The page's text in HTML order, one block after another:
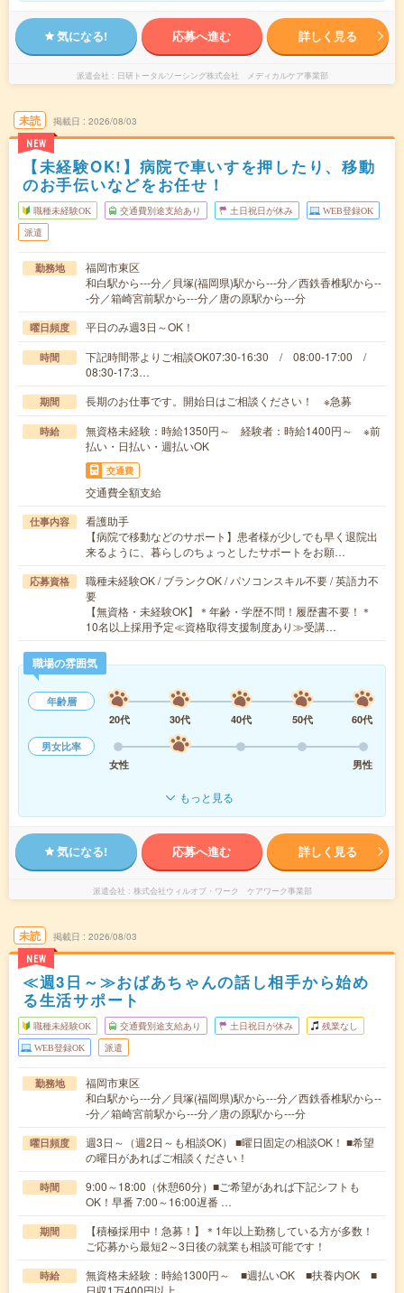
気になる! 応募へ進む 詳しく見る
派遣会社 日研トータルソーシング株式会社 メディカルケア事業部
未読
NEW
掲載日 2026/08/03
【未経験OK!】病院で車いすを押したり、移動
のお手伝いなどをお任せ！
職種未経験OK 交通費別途支給あり 土日祝日が休み WEB登録OK
派遣
勤務地
福岡市東区
和白駅から---分／貝塚(福岡県)駅から---分／西鉄香椎駅から--
-分／箱崎宮前駅から---分／唐の原駅から---分
曜日頻度 平日のみ週3日～OK！
時間
下記時間帯よりご相談OK07:30-16:30 / 08:00-17:00 /
08:30-17:3…
期間 長期のお仕事です。開始日はご相談ください！ ※急募
時給
無資格未経験：時給1350円～ 経験者：時給1400円～ ※前
払い・日払い・週払いOK
交通費
交通費全額支給
仕事内容
看護助手
【病院で移動などのサポート】患者様が少しでも早く退院出
来るように、暮らしのちょっとしたサポートをお願…
応募資格
職種未経験OK / ブランクOK / パソコンスキル不要 / 英語力不
要
【無資格・未経験OK】＊年齢・学歴不問！履歴書不要！＊
10名以上採用予定≪資格取得支援制度あり≫受講…
職場の雰囲気
年齢層
20代
30代 40代 50代
60代
男女比率
女性
男性
もっと見る
気になる! 応募へ進む 詳しく見る
派遣会社 株式会社ウィルオブ・ワーク ケアワーク事業部
未読
NEW
掲載日 2026/08/03
≪週3日～≫おばあちゃんの話し相手から始め
る生活サポート
職種未経験OK 交通費別途支給あり 土日祝日が休み 残業なし
WEB登録OK 派遣
勤務地
福岡市東区
和白駅から---分／貝塚(福岡県)駅から---分／西鉄香椎駅から--
-分／箱崎宮前駅から---分／唐の原駅から---分
曜日頻度
週3日～（週2日～も相談OK） ■曜日固定の相談OK！ ■希望
の曜日があればご相談ください！
時間
9:00～18:00（休憩60分）■ご希望があれば下記シフトも
OK！早番 7:00～16:00遅番 …
期間
【積極採用中！急募！】＊1年以上勤務している方が多数！
ご応募から最短2～3日後の就業も相談可能です！
時給
無資格未経験：時給1300円～ ■週払いOK ■扶養内OK ■
日収1万400円以上